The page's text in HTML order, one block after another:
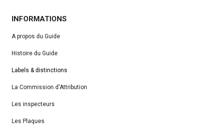
INFORMATIONS
A propos du Guide
Histoire du Guide
Labels & distinctions
La Commission d'Attribution
Les inspecteurs
Les Plaques